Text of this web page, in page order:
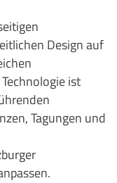
Design auf
ist
Tagungen und